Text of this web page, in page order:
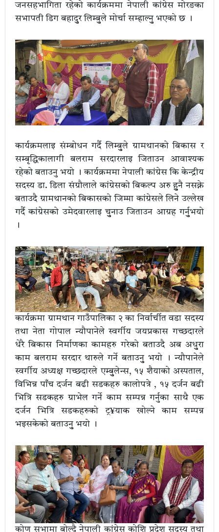
जनसहभागिता रहेको कार्यक्रममा नेपाली कांग्रेस मोरङका
सभापती डिग बहादुुर लिम्बुुले मोर्चा सम्हाल्नुु भएको छ ।
कार्यक्रमलाइ संम्बोधन गर्दै लिम्बुुले ग्रामथानको बिकास र
सम्बृद्धिकालागी बलराम सरदारलाइ जिताउन आवाश्यक
रहेको बताउनु भयो । कार्यक्रममा नेपाली कांग्रेस कि केन्द्रीय
सदस्य डा. डिला संग्रौलाले कांग्रेसको बिकल्प अरु हुुनै नसक्ने
बताउदै ग्रामथानको बिकासको जिम्मा कांग्रेसले लिने उल्लेख
गर्दै कांग्रेसको उमेदवारलाइ चुुनाउ जिताउन आग्रह गर्नुुभयो
।
कार्यक्रमा ग्रामथान गाउँपालिका २ का निर्वार्चीत वडा सदस्य
तथा नेता गोपाल न्यौपानेले स्वर्गीय जयप्रकास गच्छदारले
धेरै बिकास निर्माणका कामहरु गरेको बताउदै अब अधुुरा
काम बलराम सरदार थारुले गर्ने बताउनुु भयो । न्यौपानेले
स्वर्गीय अध्यक्ष गच्छदारले एम्बुुलेन्स, १५ शैयाको अस्पताल,
विभिन्न पाँच दर्जन बढी सडकहरु कालोपत्रे , १५ दर्जन बढी
भित्रि सडकहरु ग्राभेल गर्ने काम सम्पन्न गर्नुका साथै एक
दर्जन भित्रि सडकहरुको ट्र¥याक खोल्ने काम सम्पन्न
भइसकेको बताउनुु भयो ।
कोण सभामा बोल्दै नेपाली कांग्रेस कोशि प्रदेश सदस्य तथा